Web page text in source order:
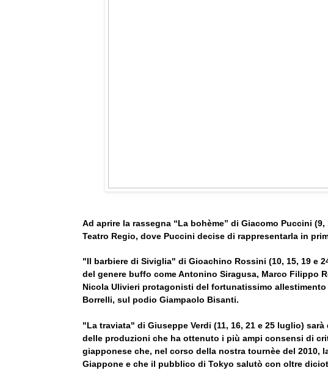
Ad aprire la rassegna “La bohème” di Giacomo Puccini
Teatro Regio, dove Puccini decise di rappresentarla in
"Il barbiere di Siviglia" di Gioachino Rossini (10, 15, 19 e
del genere buffo come Antonino Siragusa, Marco Filippo
Nicola Ulivieri protagonisti del fortunatissimo
Borrelli, sul podio Giampaolo Bisanti.
"La traviata" di Giuseppe Verdi (11, 16, 21 e 25 luglio)
delle produzioni che ha ottenuto i più ampi consensi di
giapponese che, nel corso della nostra tournèe del
Giappone e che il pubblico di Tokyo salutò con oltre